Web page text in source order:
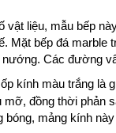
vật liệu, mẫu bếp
Mặt bếp đá marble
Các đường
kính màu trắng là
mỡ, đồng thời phản
bóng, mảng kính